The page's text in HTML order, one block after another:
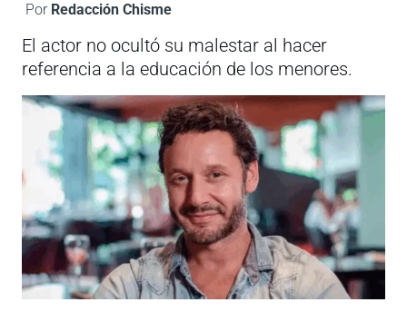
Por Redacción Chisme
El actor no ocultó su malestar al hacer
referencia a la educación de los menores.